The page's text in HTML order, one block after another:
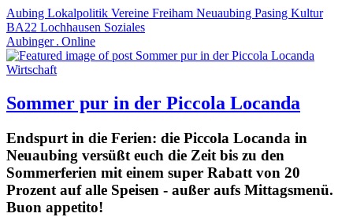
Aubing Lokalpolitik Vereine Freiham Neuaubing Pasing Kultur
BA22 Lochhausen Soziales
Aubinger . Online
Wirtschaft
Sommer pur in der Piccola Locanda
Endspurt in die Ferien: die Piccola Locanda in
Neuaubing versüßt euch die Zeit bis zu den
Sommerferien mit einem super Rabatt von 20
Prozent auf alle Speisen - außer aufs Mittagsmenü.
Buon appetito!